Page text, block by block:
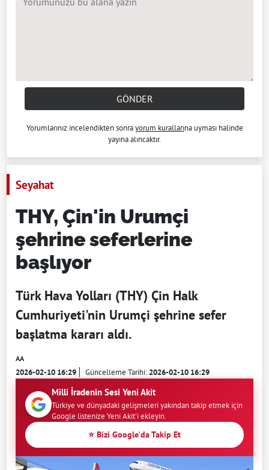
GÖNDER
Yorumlarınız incelendikten sonrayorum kurallarına uyması halinde
yayına alıncaktır.
Seyahat
THY, Çin'in Urumçi
şehrine seferlerine
başlıyor
Türk Hava Yolları (THY) Çin Halk
Cumhuriyeti'nin Urumçi şehrine sefer
başlatma kararı aldı.
AA
2026-02-10 16:29 Güncelleme Tarihi:2026-02-10 16:29
Milli İradenin Sesi Yeni Akit
Türkiye ve dünyadaki gelişmeleri yakından takip etmek için
Google listenize Yeni Akit'i ekleyin.
⭐ Bizi Google'da Takip Et